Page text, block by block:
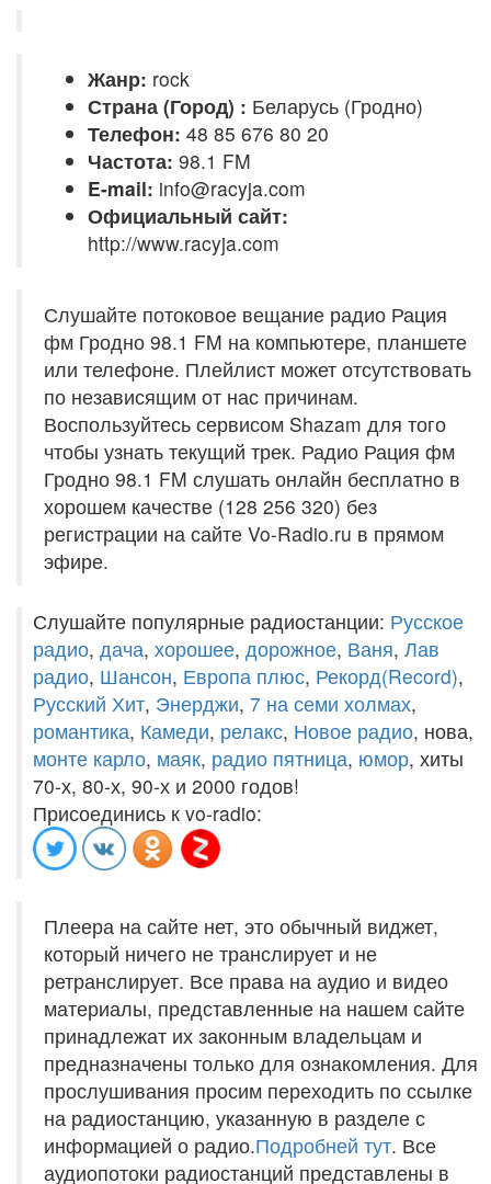
Жанр: rock
Страна (Город) : Беларусь (Гродно)
Телефон: 48 85 676 80 20
Частота: 98.1 FM
E-mail: info@racyja.com
Официальный сайт:
http://www.racyja.com
Слушайте потоковое вещание радио Рация
фм Гродно 98.1 FM на компьютере, планшете
или телефоне. Плейлист может отсутствовать
по независящим от нас причинам.
Воспользуйтесь сервисом Shazam для того
чтобы узнать текущий трек. Радио Рация фм
Гродно 98.1 FM слушать онлайн бесплатно в
хорошем качестве (128 256 320) без
регистрации на сайте Vo-Radio.ru в прямом
эфире.
Слушайте популярные радиостанции: Русское
радио, дача, хорошее, дорожное, Ваня, Лав
радио, Шансон, Европа плюс, Рекорд(Record),
Русский Хит, Энерджи, 7 на семи холмах,
романтика, Камеди, релакс, Новое радио, нова,
монте карло, маяк, радио пятница, юмор, хиты
70-х, 80-х, 90-х и 2000 годов!
Присоединись к vo-radio:
Плеера на сайте нет, это обычный виджет,
который ничего не транслирует и не
ретранслирует. Все права на аудио и видео
материалы, представленные на нашем сайте
принадлежат их законным владельцам и
предназначены только для ознакомления. Для
прослушивания просим переходить по ссылке
на радиостанцию, указанную в разделе с
информацией о радио.Подробней тут. Все
аудиопотоки радиостанций представлены в